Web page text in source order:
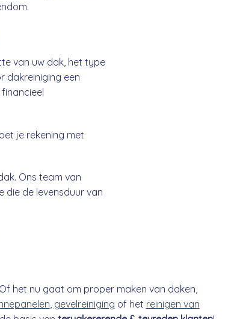
van uw dak, het type
dakreiniging een
je rekening met
Ons team van
die de levensduur van
het nu gaat om proper maken van daken,
, gevelreiniging of het reinigen van